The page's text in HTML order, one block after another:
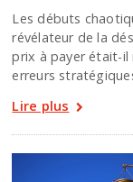
Les débuts
révélateur de la
prix à payer était-il
erreurs
Lire plus